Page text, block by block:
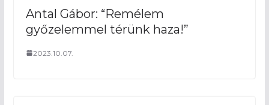
Antal Gábor: “Remélem
győzelemmel térünk haza!”
2023.10.07.